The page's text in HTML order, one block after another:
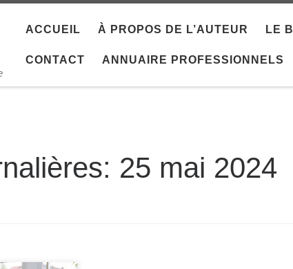
ACCUEIL À PROPOS DE L’AUTEUR LE
CONTACT ANNUAIRE PROFESSIONNELS
25 mai 2024